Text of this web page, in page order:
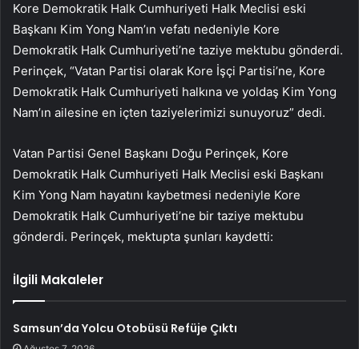
Kore Demokratik Halk Cumhuriyeti Halk Meclisi eski
Başkanı Kim Yong Nam’ın vefatı nedeniyle Kore
Demokratik Halk Cumhuriyeti’ne taziye mektubu gönderdi.
Perinçek, “Vatan Partisi olarak Kore İşçi Partisi’ne, Kore
Demokratik Halk Cumhuriyeti halkına ve yoldaş Kim Yong
Nam’ın ailesine en içten taziyelerimizi sunuyoruz” dedi.
Vatan Partisi Genel Başkanı Doğu Perinçek, Kore
Demokratik Halk Cumhuriyeti Halk Meclisi eski Başkanı
Kim Yong Nam hayatını kaybetmesi nedeniyle Kore
Demokratik Halk Cumhuriyeti’ne bir taziye mektubu
gönderdi. Perinçek, mektupta şunları kaydetti:
İlgili Makaleler
Samsun’da Yolcu Otobüsü Refüje Çıktı